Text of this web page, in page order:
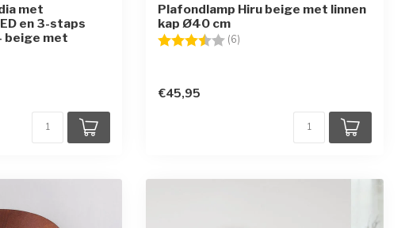
met
en 3-staps
beige met
Plafondlamp Hiru beige met linnen
kap Ø40 cm
Beoordeling: (6)
€45,95